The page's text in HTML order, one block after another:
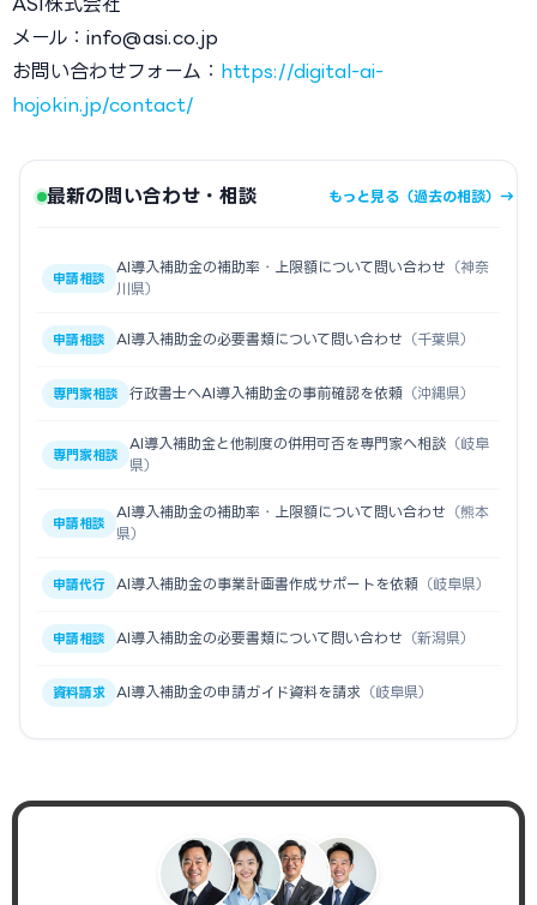
メール：info@asi.co.jp
お問い合わせフォーム： https://digital-ai-
hojokin.jp/contact/
最新の問い合わせ・相談 もっと見る（過去の相談）→
申請相談
AI導入補助金の補助率・上限額について問い合わせ （神奈
川県）
申請相談 AI導入補助金の必要書類について問い合わせ （千葉県）
専門家相談 行政書士へAI導入補助金の事前確認を依頼 （沖縄県）
専門家相談
AI導入補助金と他制度の併用可否を専門家へ相談 （岐阜
県）
申請相談
AI導入補助金の補助率・上限額について問い合わせ （熊本
県）
申請代行 AI導入補助金の事業計画書作成サポートを依頼 （岐阜県）
申請相談 AI導入補助金の必要書類について問い合わせ （新潟県）
資料請求 AI導入補助金の申請ガイド資料を請求 （岐阜県）